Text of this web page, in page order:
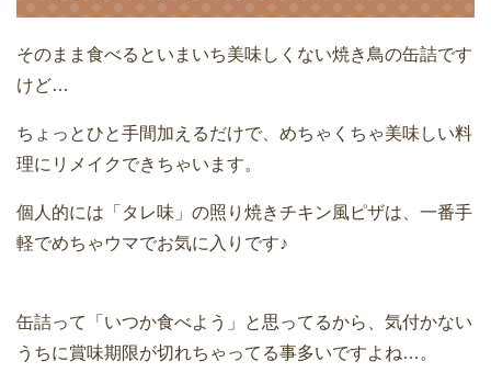
そのまま食べるといまいち美味しくない焼き鳥の缶詰です
けど…
ちょっとひと手間加えるだけで、めちゃくちゃ美味しい料
理にリメイクできちゃいます。
個人的には「タレ味」の照り焼きチキン風ピザは、一番手
軽でめちゃウマでお気に入りです♪
缶詰って「いつか食べよう」と思ってるから、気付かない
うちに賞味期限が切れちゃってる事多いですよね…。